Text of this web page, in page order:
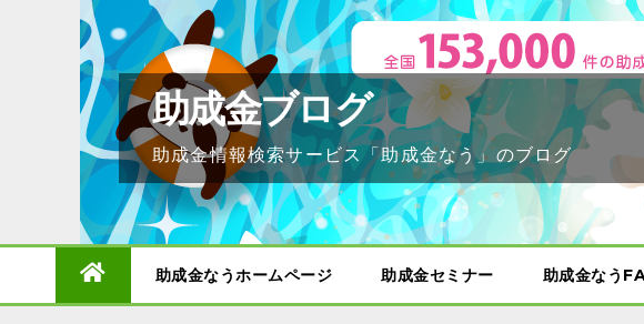
助成金ブログ
助成金情報検索サービス「助成金なう」のブログ
助成金なうホームページ 助成金セミナー 助成金なう